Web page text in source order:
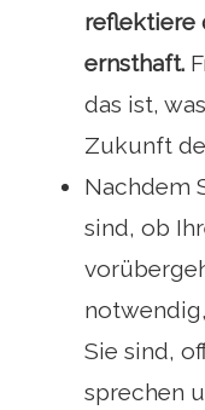
reflektiere
ernsthaft.
das ist,
Zukunft
Nachdem
sind, ob
Sie sind,
sprechen